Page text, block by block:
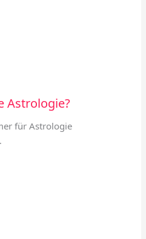
Astrologie?
für Astrologie